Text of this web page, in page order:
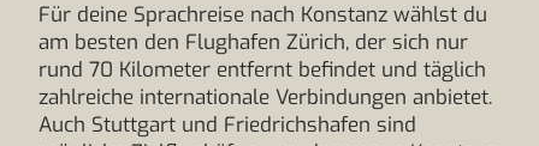
Für deine Sprachreise nach Konstanz wählst du
am besten den Flughafen Zürich, der sich nur
rund 70 Kilometer entfernt befindet und täglich
zahlreiche internationale Verbindungen anbietet.
Auch Stuttgart und Friedrichshafen sind